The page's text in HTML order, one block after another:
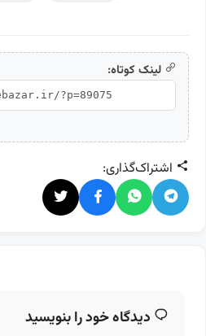
لینک کوتاه:
اشتراک‌گذاری:
دیدگاه خود را بنویسید